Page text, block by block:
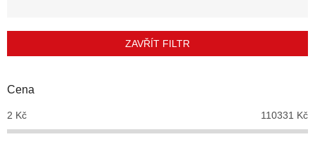
r
d
k
t
ZAVŘÍT FILTR
Cena
2 Kč 110331 Kč